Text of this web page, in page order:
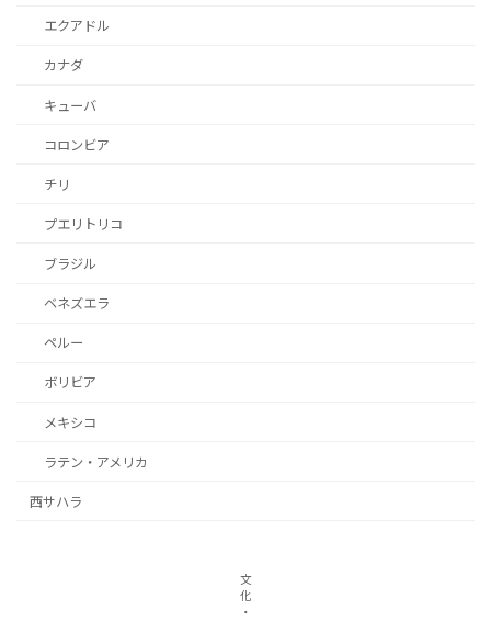
エクアドル
カナダ
キューバ
コロンビア
チリ
プエリトリコ
ブラジル
ベネズエラ
ペルー
ボリビア
メキシコ
ラテン・アメリカ
西サハラ
文
化
・